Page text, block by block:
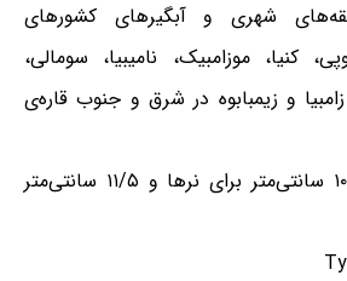
شهری و آبگیرهای کشورهای
کنیا، موزامبیک، نامیبیا، سومالی،
زامبیا و زیمبابوه در شرق و جنوب قاره‌ی
بدن به درازای ۱۰/۶ سانتی‌متر برای نرها و ۱۱/۵ سانتی‌متر